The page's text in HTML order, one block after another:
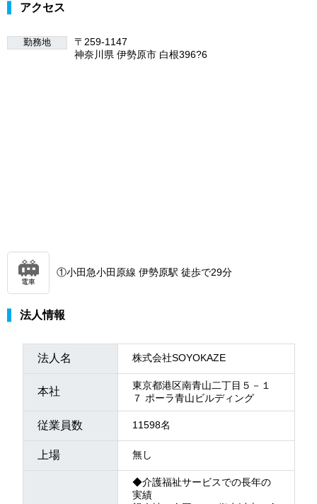
アクセス
勤務地
〒259-1147
神奈川県 伊勢原市 白根396?6
電車
①小田急小田原線 伊勢原駅 徒歩で29分
法人情報
法人名 株式会社SOYOKAZE
本社
東京都港区南青山二丁目５－１
７ ポーラ青山ビルディング
従業員数 11598名
上場 無し
◆介護福祉サービスでの長年の
実績